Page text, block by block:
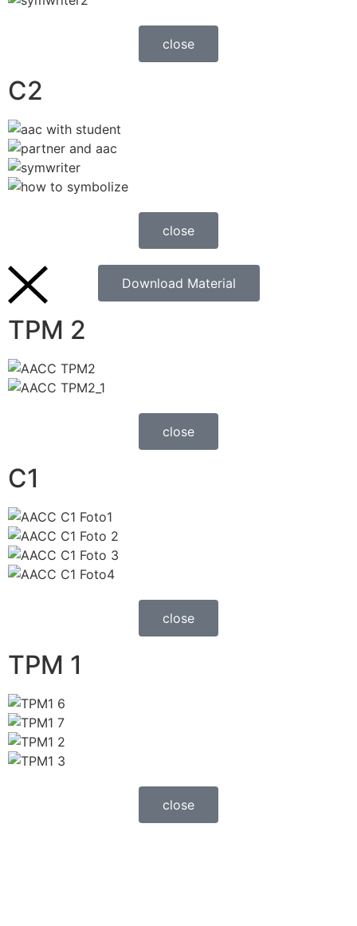
close
C2
close
Download Material
TPM 2
close
C1
close
TPM 1
close